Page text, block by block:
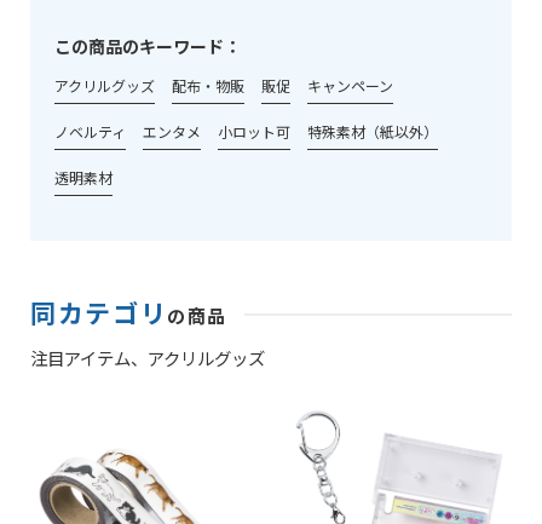
この商品のキーワード：
アクリルグッズ 配布・物販 販促 キャンペーン
ノベルティ エンタメ 小ロット可 特殊素材（紙以外）
透明素材
同カテゴリ の商品
注目アイテム、 アクリルグッズ